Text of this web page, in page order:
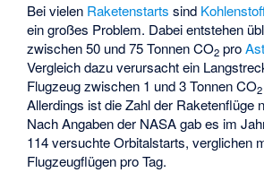
Bei vielen Raketenstarts sind
ein großes Problem. Dabei entstehen
zwischen 50 und 75 Tonnen CO2 pro
Vergleich dazu verursacht ein
Flugzeug zwischen 1 und 3 Tonnen CO2
Allerdings ist die Zahl der Raketenflüge
Nach Angaben der NASA gab es im
114 versuchte Orbitalstarts, verglichen
Flugzeugflügen pro Tag.